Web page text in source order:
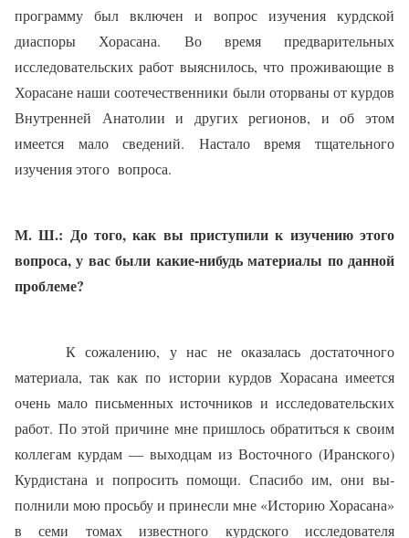
программу был включен и вопрос изучения курдской
диаспоры Хорасана. Во время предварительных
исследовательских работ выяснилось, что проживающие в
Хорасане наши соотечественники были оторваны от курдов
Внутренней Анатолии и
других регионов, и об этом
имеется мало сведений. Настало время тщательного
изучения этого вопроса.
М. Ш.: До того, как вы приступили к изучению этого
вопроса, у вас были какие-нибудь материалы по данной
проблеме?
К сожалению, у нас не оказалась достаточного
материала, так как по истории курдов Хорасана имеется
очень мало пись­менных источников и исследовательских
работ. По этой причине мне пришлось обратиться к своим
коллегам курдам — вы­ходцам из Восточного (Иранско­го)
Курдистана и попросить помощи. Спасибо им, они вы­
полнили мою просьбу и принес­ли мне «Историю Хорасана»
в семи томах известного курдско­го исследователя